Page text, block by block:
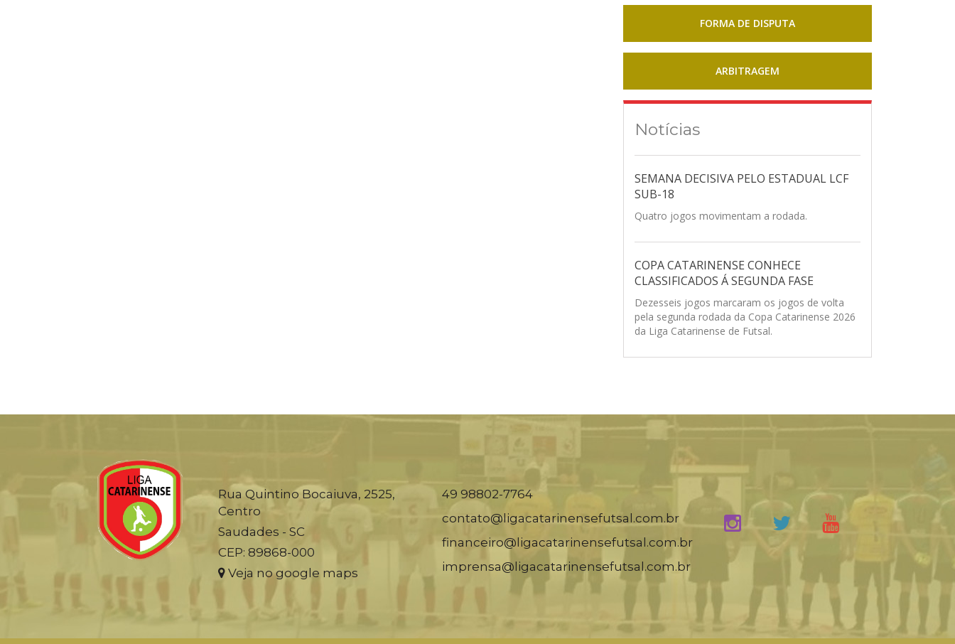
FORMA DE DISPUTA
ARBITRAGEM
Notícias
SEMANA DECISIVA PELO ESTADUAL LCF
SUB-18
Quatro jogos movimentam a rodada.
COPA CATARINENSE CONHECE
CLASSIFICADOS Á SEGUNDA FASE
Dezesseis jogos marcaram os jogos de volta
pela segunda rodada da Copa Catarinense 2026
da Liga Catarinense de Futsal.
Rua Quintino Bocaiuva, 2525,
Centro
Saudades - SC
CEP: 89868-000
Veja no google maps
49 98802-7764
contato@ligacatarinensefutsal.com.br
financeiro@ligacatarinensefutsal.com.br
imprensa@ligacatarinensefutsal.com.br